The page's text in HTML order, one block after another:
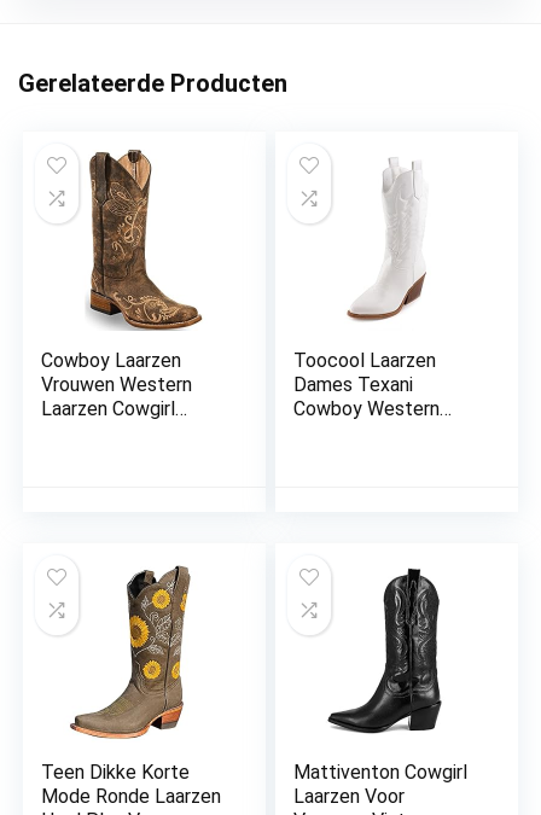
Gerelateerde Producten
Cowboy Laarzen
Vrouwen Western
Laarzen Cowgirl
Chunky Heel Laarzen
Rijden Bruiloft
Laarzen Anti Slip Pull
Toocool Laarzen
Dames Texani
Cowboy Western
Teen Dikke Korte
Mode Ronde Laarzen
Mattiventon Cowgirl
Laarzen Voor